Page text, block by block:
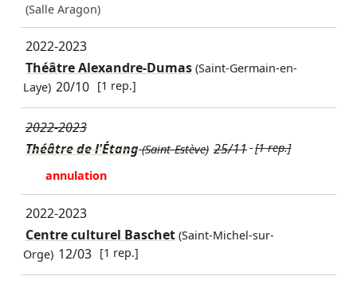
(Salle Aragon)
2022-2023
Théâtre Alexandre-Dumas(Saint-Germain-en-
Laye) 20/10 [1 rep.]
2022-2023
Théâtre de l'Étang(Saint-Estève) 25/11 [1 rep.]
annulation
2022-2023
Centre culturel Baschet(Saint-Michel-sur-
Orge) 12/03 [1 rep.]